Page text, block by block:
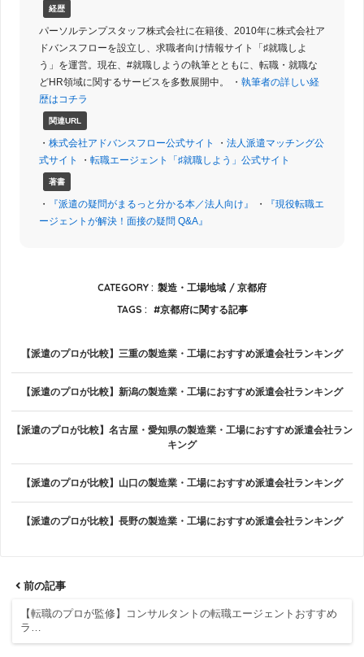
経歴
パーソルテンプスタッフ株式会社に在籍後、2010年に株式会社ア
ドバンスフローを設立し、求職者向け情報サイト「♯就職しよ
う」を運営。現在、#就職しようの執筆とともに、転職・就職な
どHR領域に関するサービスを多数展開中。 ・ 執筆者の詳しい経
歴はコチラ
関連URL
・ 株式会社アドバンスフロー公式サイト ・ 法人派遣マッチング公
式サイト
・ 転職エージェント「♯就職しよう」公式サイト
著書
・ 『派遣の疑問がまるっと分かる本／法人向け』 ・
『現役転職エ
ージェントが解決！面接の疑問 Q&A』
CATEGORY : 製造・工場地域
京都府
TAGS :
京都府に関する記事
【派遣のプロが比較】三重の製造業・工場におすすめ派遣会社ランキング
【派遣のプロが比較】新潟の製造業・工場におすすめ派遣会社ランキング
【派遣のプロが比較】名古屋・愛知県の製造業・工場におすすめ派遣会社ラン
キング
【派遣のプロが比較】山口の製造業・工場におすすめ派遣会社ランキング
【派遣のプロが比較】長野の製造業・工場におすすめ派遣会社ランキング
前の記事
【転職のプロが監修】コンサルタントの転職エージェントおすすめ
ラ…